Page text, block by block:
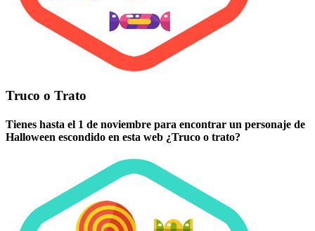
Truco o Trato
Tienes hasta el 1 de noviembre para encontrar un personaje de
Halloween escondido en esta web ¿Truco o trato?